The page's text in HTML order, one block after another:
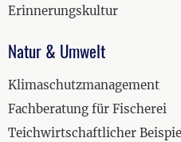
Erinnerungskultur
Natur & Umwelt
Klimaschutzmanagement
Fachberatung für Fischerei
Teichwirtschaftlicher